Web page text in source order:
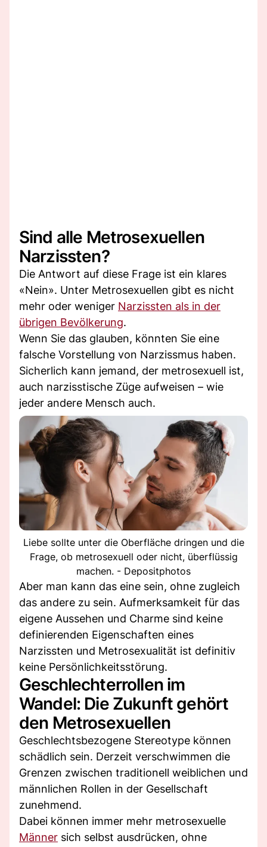
Sind alle Metrosexuellen
Narzissten?
Die Antwort auf diese Frage ist ein klares
«Nein». Unter Metrosexuellen gibt es nicht
mehr oder weniger Narzissten als in der
übrigen Bevölkerung.
Wenn Sie das glauben, könnten Sie eine
falsche Vorstellung von Narzissmus haben.
Sicherlich kann jemand, der metrosexuell ist,
auch narzisstische Züge aufweisen – wie
jeder andere Mensch auch.
Liebe sollte unter die Oberfläche dringen und die
Frage, ob metrosexuell oder nicht, überflüssig
machen. - Depositphotos
Aber man kann das eine sein, ohne zugleich
das andere zu sein. Aufmerksamkeit für das
eigene Aussehen und Charme sind keine
definierenden Eigenschaften eines
Narzissten und Metrosexualität ist definitiv
keine Persönlichkeitsstörung.
Geschlechterrollen im
Wandel: Die Zukunft gehört
den Metrosexuellen
Geschlechtsbezogene Stereotype können
schädlich sein. Derzeit verschwimmen die
Grenzen zwischen traditionell weiblichen und
männlichen Rollen in der Gesellschaft
zunehmend.
Dabei können immer mehr metrosexuelle
Männer sich selbst ausdrücken, ohne